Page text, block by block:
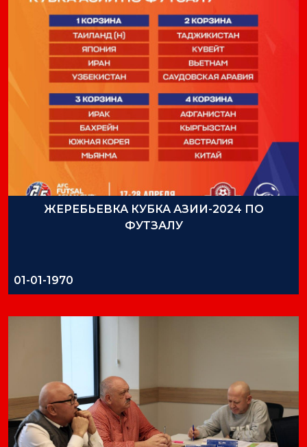
ЖЕРЕБЬЕВКА КУБКА АЗИИ-2024 ПО
ФУТЗАЛУ
01-01-1970